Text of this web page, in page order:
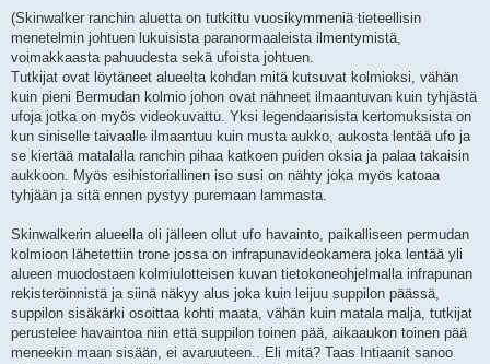
(Skinwalker ranchin aluetta on tutkittu vuosikymmeniä tieteellisin
menetelmin johtuen lukuisista paranormaaleista ilmentymistä,
voimakkaasta pahuudesta sekä ufoista johtuen.
Tutkijat ovat löytäneet alueelta kohdan mitä kutsuvat kolmioksi, vähän
kuin pieni Bermudan kolmio johon ovat nähneet ilmaantuvan kuin tyhjästä
ufoja jotka on myös videokuvattu. Yksi legendaarisista kertomuksista on
kun siniselle taivaalle ilmaantuu kuin musta aukko, aukosta lentää ufo ja
se kiertää matalalla ranchin pihaa katkoen puiden oksia ja palaa takaisin
aukkoon. Myös esihistoriallinen iso susi on nähty joka myös katoaa
tyhjään ja sitä ennen pystyy puremaan lammasta.
Skinwalkerin alueella oli jälleen ollut ufo havainto, paikalliseen permudan
kolmioon lähetettiin trone jossa on infrapunavideokamera joka lentää yli
alueen muodostaen kolmiulotteisen kuvan tietokoneohjelmalla infrapunan
rekisteröinnistä ja siinä näkyy alus joka kuin leijuu suppilon päässä,
suppilon sisäkärki osoittaa kohti maata, vähän kuin matala malja, tutkijat
perustelee havaintoa niin että suppilon toinen pää, aikaaukon toinen pää
meneekin maan sisään, ei avaruuteen.. Eli mitä? Taas Intiaanit sanoo